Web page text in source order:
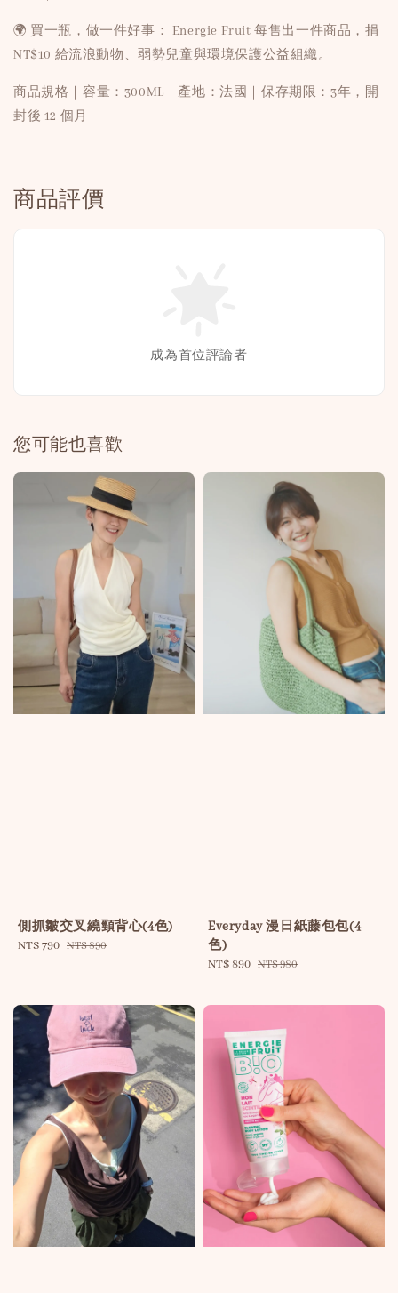
🌍 買一瓶，做一件好事： Energie Fruit 每售出一件商品，捐
NT$10 給流浪動物、弱勢兒童與環境保護公益組織。
商品規格｜容量：300ML｜產地：法國｜保存期限：3年，開
封後 12 個月
商品評價
成為首位評論者
您可能也喜歡
側抓皺交叉繞頸背心(4色)
Sale
NT$ 790 Regular
NT$ 890
Everyday 漫日紙藤包包(4
色)
Sale
NT$ 890 Regular
NT$ 980